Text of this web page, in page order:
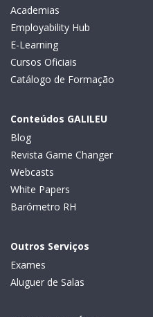
Academias
Employability Hub
E-Learning
Cursos Oficiais
Catálogo de Formação
Conteúdos GALILEU
Blog
Revista Game Changer
Webcasts
White Papers
Barómetro RH
Outros Serviços
Exames
Aluguer de Salas